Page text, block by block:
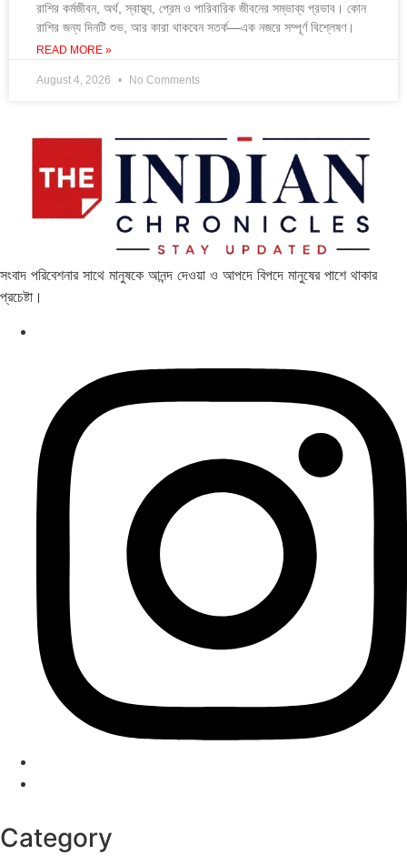
রাশির কর্মজীবন, অর্থ, স্বাস্থ্য, প্রেম ও পারিবারিক জীবনের সম্ভাব্য প্রভাব। কোন
রাশির জন্য দিনটি শুভ, আর কারা থাকবেন সতর্ক—এক নজরে সম্পূর্ণ বিশ্লেষণ।
READ MORE »
August 4, 2026 No Comments
সংবাদ পরিবেশনার সাথে মানুষকে আনন্দ দেওয়া ও আপদে বিপদে মানুষের পাশে থাকার
প্রচেষ্টা।
Category